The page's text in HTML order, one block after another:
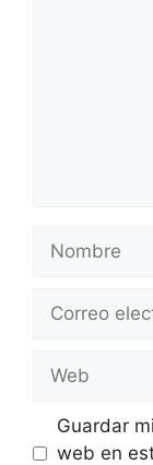
electrónico
Guardar
web en